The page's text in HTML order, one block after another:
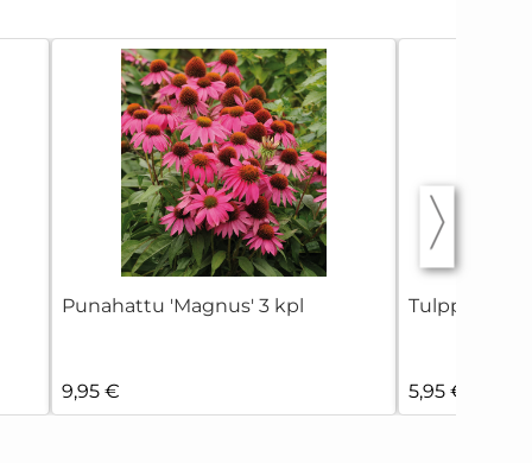
Punahattu 'Magnus' 3 kpl
9,95 €
Tulppaani
5,95 €